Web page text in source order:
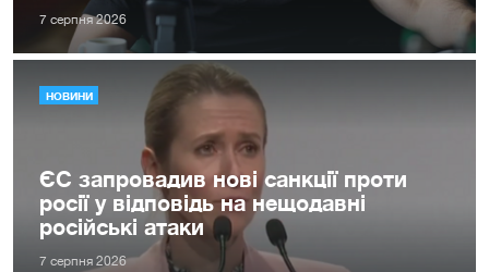
7 серпня 2026
НОВИНИ
ЄС запровадив нові санкції проти
росії у відповідь на нещодавні
російські атаки
7 серпня 2026